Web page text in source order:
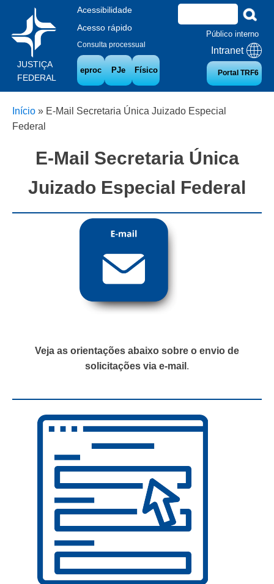
JUSTIÇA
FEDERAL
Acessibilidade
Acesso rápido
Consulta processual
eproc PJe Físico
Público interno
Intranet
Portal TRF6
Início » E-Mail Secretaria Única Juizado Especial
Federal
E-Mail Secretaria Única
Juizado Especial Federal
Veja as orientações abaixo sobre o envio de
solicitações via e-mail .